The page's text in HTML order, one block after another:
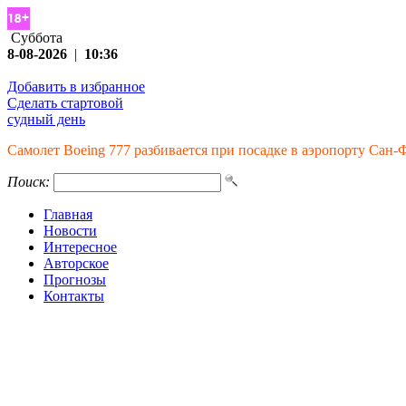
Суббота
8-08-2026 | 10:36
Добавить в избранное
Сделать стартовой
судный день
Самолет Boeing 777 разбивается при посадке в аэропорту Сан-
Поиск:
Главная
Новости
Интересное
Авторское
Прогнозы
Контакты